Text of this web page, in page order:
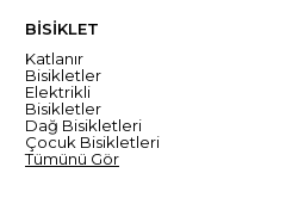
BİSİKLET
Katlanır
Bisikletler
Elektrikli
Bisikletler
Dağ Bisikletleri
Çocuk Bisikletleri
Tümünü Gör